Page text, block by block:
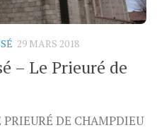
29 MARS 2018
– Le Prieuré de
DE CHAMPDIEU